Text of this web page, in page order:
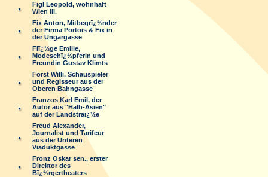
Figl Leopold, wohnhaft
Wien III.
Fix Anton, Mitbegrï¿½nder
der Firma Portois & Fix in
der Ungargasse
Flï¿½ge Emilie,
Modeschï¿½pferin und
Freundin Gustav Klimts
Forst Willi, Schauspieler
und Regisseur aus der
Oberen Bahngasse
Franzos Karl Emil, der
Autor aus "Halb-Asien"
auf der Landstraï¿½e
Freud Alexander,
Journalist und Tarifeur
aus der Unteren
Viaduktgasse
Fronz Oskar sen., erster
Direktor des
Bï¿½rgertheaters